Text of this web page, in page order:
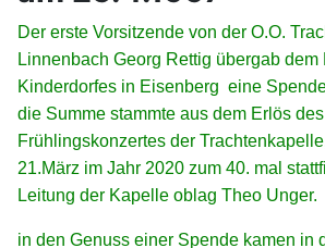
Der erste Vorsitzende von der O.O.
Linnenbach Georg Rettig übergab dem
Kinderdorfes in Eisenberg eine
die Summe stammte aus dem Erlös
Frühlingskonzertes der
21.März im Jahr 2020 zum 40. mal
Leitung der Kapelle oblag Theo Unger.
in den Genuss einer Spende kamen in